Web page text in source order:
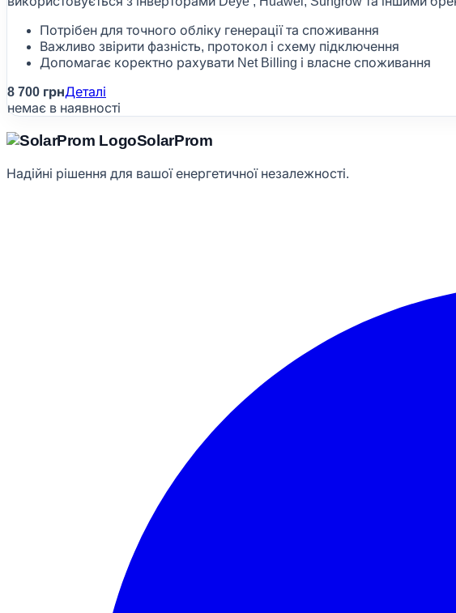
Потрібен для точного обліку генерації та споживання
Важливо звірити фазність, протокол і схему підключення
Допомагає коректно рахувати Net Billing і власне споживання
8 700 грнДеталі
немає в наявності
SolarProm
Надійні рішення для вашої енергетичної незалежності.